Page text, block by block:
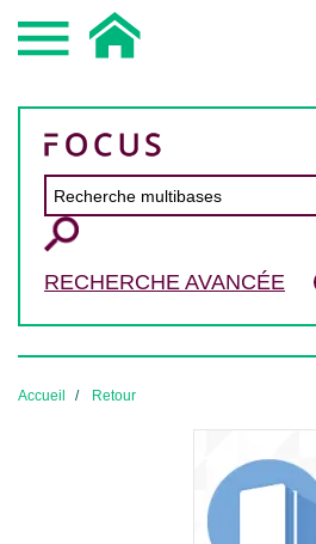
RECHERCHE AVANCÉE
Accueil Retour